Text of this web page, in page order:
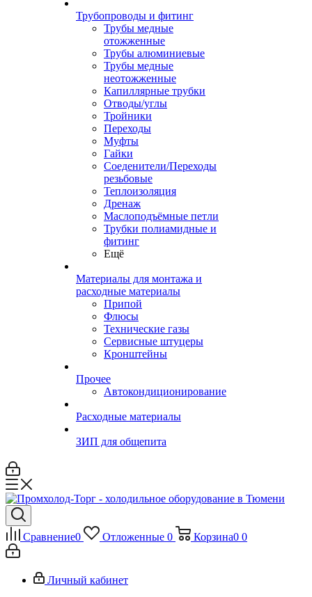
Трубопроводы и фитинг
Трубы медные
отожженные
Трубы алюминиевые
Трубы медные
неотожженные
Капиллярные трубки
Отводы/углы
Тройники
Переходы
Муфты
Гайки
Соеденители/Переходы
резьбовые
Теплоизоляция
Дренаж
Маслоподъёмные петли
Трубки полиамидные и
фитинг
Ещё
Материалы для монтажа и
расходные материалы
Припой
Флюсы
Технические газы
Сервисные штуцеры
Кронштейны
Прочее
Автокондиционирование
Расходные материалы
ЗИП для общепита
Сравнение0 Отложенные 0 Корзина0 0
Личный кабинет